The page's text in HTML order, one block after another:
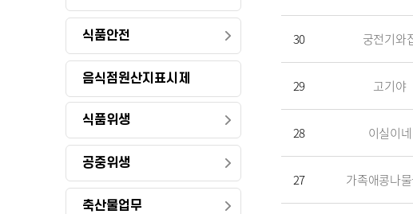
식품안전
음식점원산지표시제
식품위생
공중위생
축산물업무
30 궁전기와
29 고기야
28 이실이네
27 가족애콩나